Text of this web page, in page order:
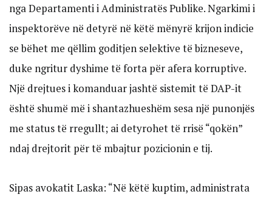
nga Departamenti i Administratës Publike. Ngarkimi i
inspektorëve në detyrë në këtë mënyrë krijon indicie
se bëhet me qëllim goditjen selektive të bizneseve,
duke ngritur dyshime të forta për afera korruptive.
Një drejtues i komanduar jashtë sistemit të DAP-it
është shumë më i shantazhueshëm sesa një punonjës
me status të rregullt; ai detyrohet të rrisë “qokën”
ndaj drejtorit për të mbajtur pozicionin e tij.
Sipas avokatit Laska: “Në këtë kuptim, administrata